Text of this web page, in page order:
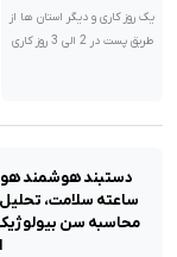
یک روز کاری و دیگر استان ها از
طریق پست در 2 الی 3 روز کاری
ساعته سلامت،
محاسبه سن